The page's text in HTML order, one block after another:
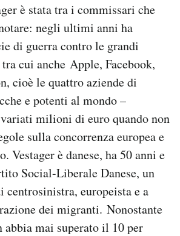
è stata tra i commissari che
negli ultimi anni ha
di guerra contro le grandi
cui anche Apple, Facebook,
cioè le quattro aziende di
e potenti al mondo –
milioni di euro quando non
sulla concorrenza europea e
Vestager è danese, ha 50 anni e
Social-Liberale Danese, un
europeista e a
dei migranti. Nonostante
mai superato il 10 per